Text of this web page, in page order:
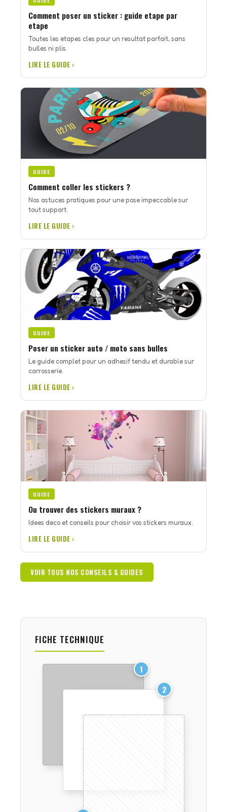
Comment poser un sticker : guide etape par
etape
Toutes les etapes cles pour un resultat parfait, sans
bulles ni plis.
LIRE LE GUIDE ›
GUIDE
Comment coller les stickers ?
Nos astuces pratiques pour une pose impeccable sur
tout support.
LIRE LE GUIDE ›
GUIDE
Poser un sticker auto / moto sans bulles
Le guide complet pour un adhesif tendu et durable sur
carrosserie.
LIRE LE GUIDE ›
GUIDE
Ou trouver des stickers muraux ?
Idees deco et conseils pour choisir vos stickers muraux.
LIRE LE GUIDE ›
VOIR TOUS NOS CONSEILS & GUIDES
FICHE TECHNIQUE
1
2